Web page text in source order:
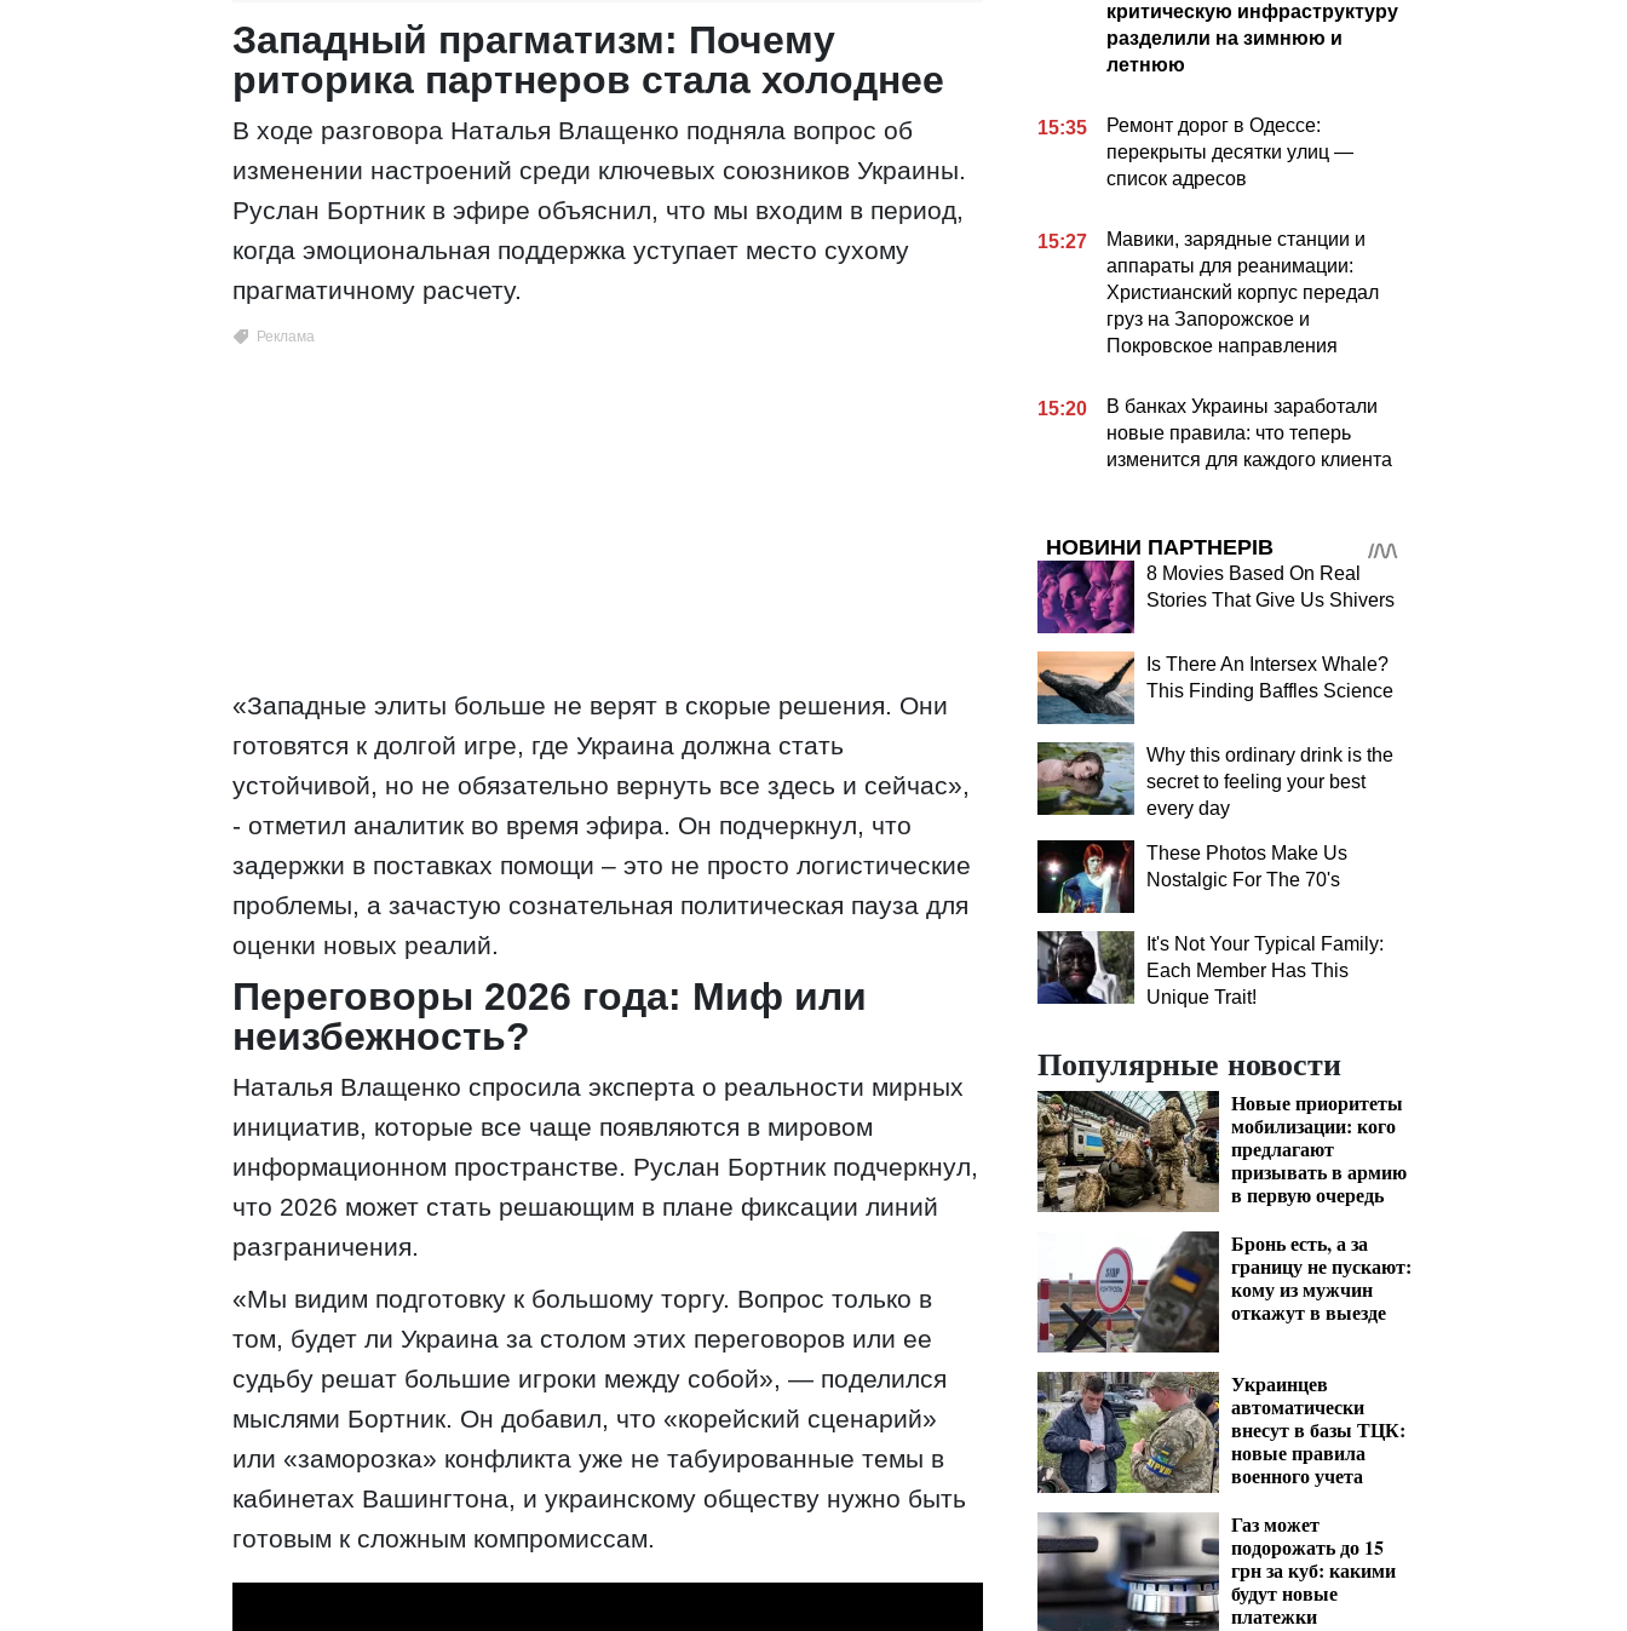
Западный прагматизм: Почему
риторика партнеров стала холоднее
В ходе разговора Наталья Влащенко подняла вопрос об
изменении настроений среди ключевых союзников Украины.
Руслан Бортник в эфире объяснил, что мы входим в период,
когда эмоциональная поддержка уступает место сухому
прагматичному расчету.
«Западные элиты больше не верят в скорые решения. Они
готовятся к долгой игре, где Украина должна стать
устойчивой, но не обязательно вернуть все здесь и сейчас»,
- отметил аналитик во время эфира. Он подчеркнул, что
задержки в поставках помощи – это не просто логистические
проблемы, а зачастую сознательная политическая пауза для
оценки новых реалий.
Переговоры 2026 года: Миф или
неизбежность?
Наталья Влащенко спросила эксперта о реальности мирных
инициатив, которые все чаще появляются в мировом
информационном пространстве. Руслан Бортник подчеркнул,
что 2026 может стать решающим в плане фиксации линий
разграничения.
«Мы видим подготовку к большому торгу. Вопрос только в
том, будет ли Украина за столом этих переговоров или ее
судьбу решат большие игроки между собой», — поделился
мыслями Бортник. Он добавил, что «корейский сценарий»
или «заморозка» конфликта уже не табуированные темы в
кабинетах Вашингтона, и украинскому обществу нужно быть
готовым к сложным компромиссам.
критическую инфраструктуру
разделили на зимнюю и
летнюю
15:35
Ремонт дорог в Одессе:
перекрыты десятки улиц —
список адресов
15:27
Мавики, зарядные станции и
аппараты для реанимации:
Христианский корпус передал
груз на Запорожское и
Покровское направления
15:20
В банках Украины заработали
новые правила: что теперь
изменится для каждого клиента
НОВИНИ ПАРТНЕРІВ
8 Movies Based On Real
Stories That Give Us Shivers
Is There An Intersex Whale?
This Finding Baffles Science
Why this ordinary drink is the
secret to feeling your best
every day
These Photos Make Us
Nostalgic For The 70's
It's Not Your Typical Family:
Each Member Has This
Unique Trait!
Популярные новости
Новые приоритеты
мобилизации: кого
предлагают
призывать в армию
в первую очередь
Бронь есть, а за
границу не пускают:
кому из мужчин
откажут в выезде
Украинцев
автоматически
внесут в базы ТЦК:
новые правила
военного учета
Газ может
подорожать до 15
грн за куб: какими
будут новые
платежки